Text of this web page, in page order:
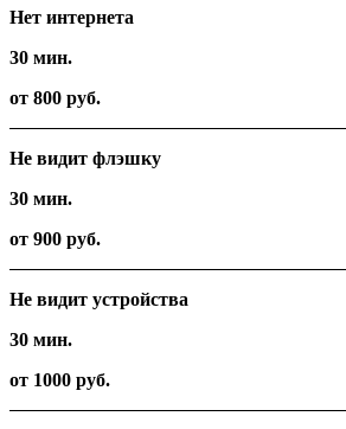
Нет интернета
30 мин.
от 800 руб.
Не видит флэшку
30 мин.
от 900 руб.
Не видит устройства
30 мин.
от 1000 руб.